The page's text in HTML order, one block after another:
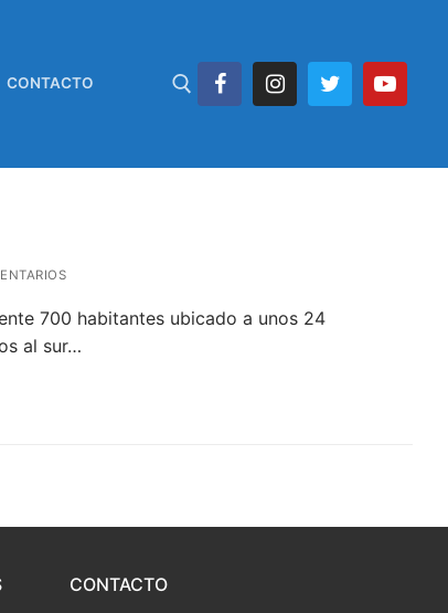
CONTACTO
700 habitantes ubicado a unos 24
al sur…
CONTACTO